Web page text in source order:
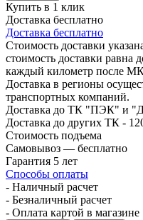
Купить в 1 клик
Доставка бесплатно
Доставка бесплатно
Стоимость доставки
стоимость доставки равна
каждый километр после
Доставка в регионы
транспортных компаний.
Доставка до ТК "ПЭК" и
Доставка до других ТК -
Стоимость подъема
Самовывоз — бесплатно
Гарантия 5 лет
Способы оплаты
- Наличный расчет
- Безналичный расчет
- Оплата картой в магазине